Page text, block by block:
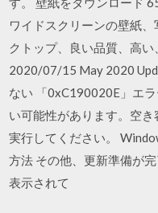
ワイドスクリーンの壁紙
クトップ、良い品質、高
2020/07/15 May 2020
ない 「0xC190020E」エ
い可能性があります。空
実行してください。
方法 その他、更新準備が
表示されて